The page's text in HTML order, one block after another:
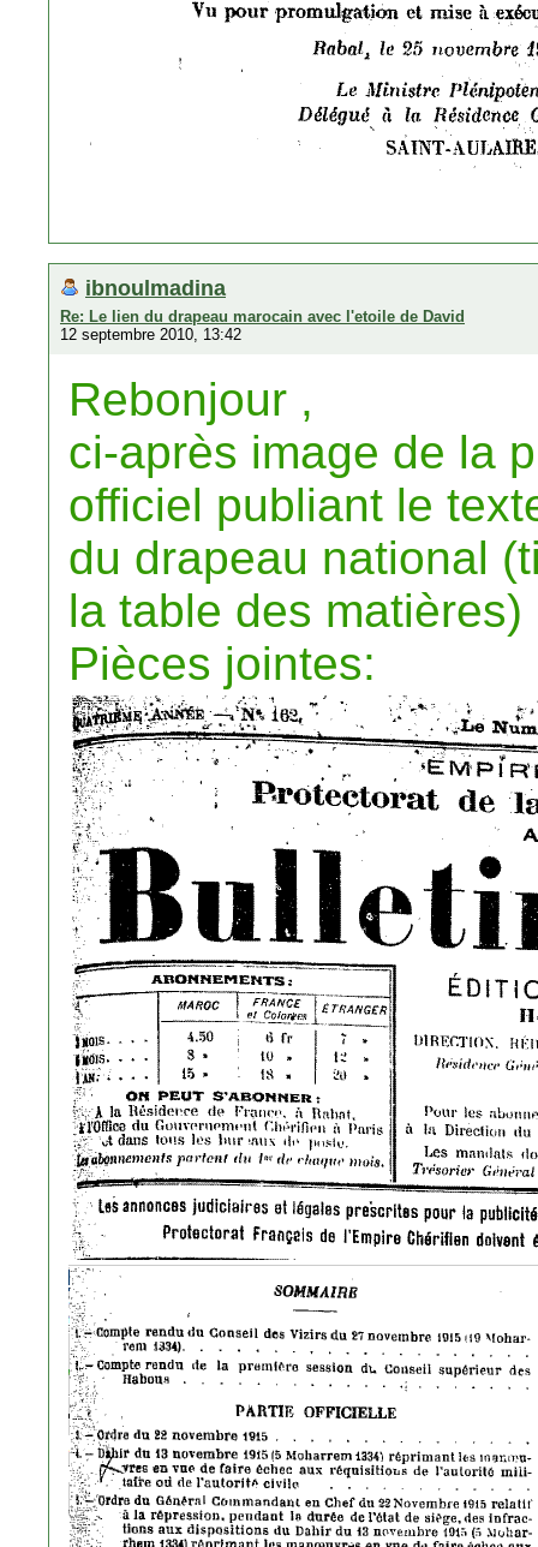
ibnoulmadina
Re: Le lien du drapeau marocain avec l'etoile de David
12 septembre 2010, 13:42
Rebonjour ,
ci-après image de la
officiel publiant le
du drapeau national
la table des matières)
Pièces jointes: